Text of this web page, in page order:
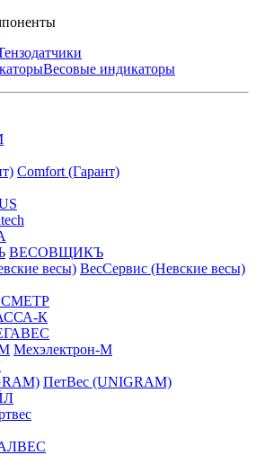
Весовые индикаторы
Comfort (Гарант)
ВЕСОВЩИКЪ
ВесСервис (Невские весы)
К
Мехэлектрон-М
ПетВес (UNIGRAM)